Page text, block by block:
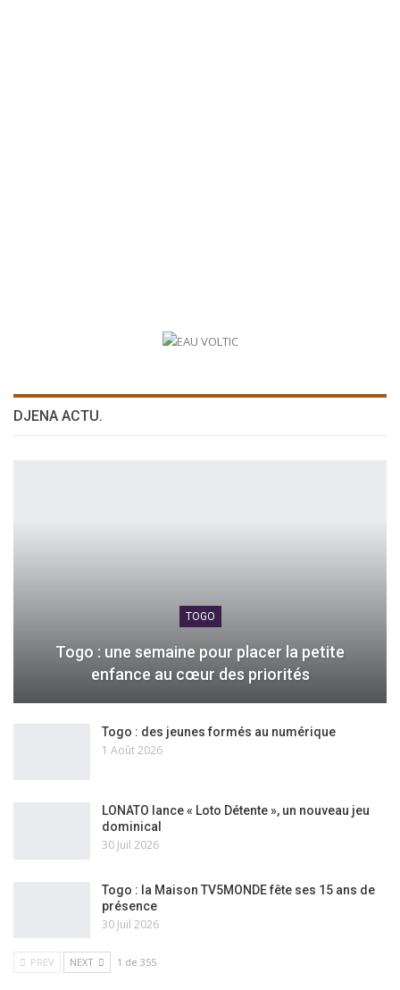
DJENA ACTU.
TOGO
Togo : une semaine pour placer la petite
enfance au cœur des priorités
Togo : des jeunes formés au numérique
1 Août 2026
LONATO lance « Loto Détente », un nouveau jeu
dominical
30 Juil 2026
Togo : la Maison TV5MONDE fête ses 15 ans de
présence
30 Juil 2026
PREV NEXT 1 de 355